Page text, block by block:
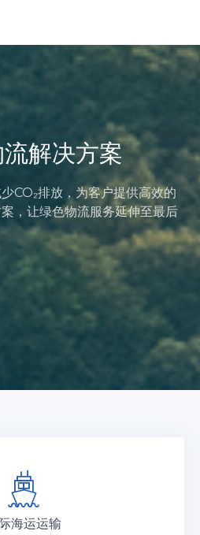
解决方案
CO₂排放，为客户提供高效的
，让绿色物流服务延伸至最后
海运运输